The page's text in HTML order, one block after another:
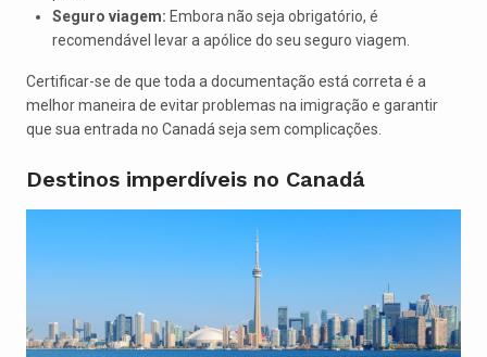
Seguro viagem: Embora não seja obrigatório, é
recomendável levar a apólice do seu seguro viagem.
Certificar-se de que toda a documentação está correta é a
melhor maneira de evitar problemas na imigração e garantir
que sua entrada no Canadá seja sem complicações.
Destinos imperdíveis no Canadá